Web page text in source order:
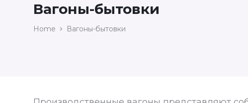
Вагоны-бытовки
Home Вагоны-бытовки